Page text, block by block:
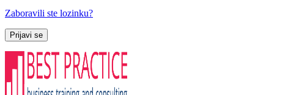
Zaboravili ste lozinku?
Prijavi se